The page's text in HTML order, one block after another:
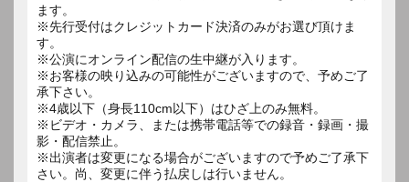
ます。
※先行受付はクレジットカード決済のみがお選び頂けま
す。
※公演にオンライン配信の生中継が入ります。
※お客様の映り込みの可能性がございますので、予めご了
承下さい。
※4歳以下（身長110cm以下）はひざ上のみ無料。
※ビデオ・カメラ、または携帯電話等での録音・録画・撮
影・配信禁止。
※出演者は変更になる場合がございますので予めご了承下
さい。尚、変更に伴う払戻しは行いません。